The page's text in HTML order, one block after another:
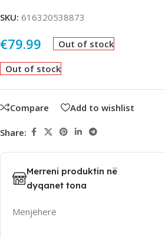
SKU: 616320538873
€79.99 Out of stock
Out of stock
Compare Add to wishlist
Share:
Merreni produktin në
dyqanet tona
Menjëherë